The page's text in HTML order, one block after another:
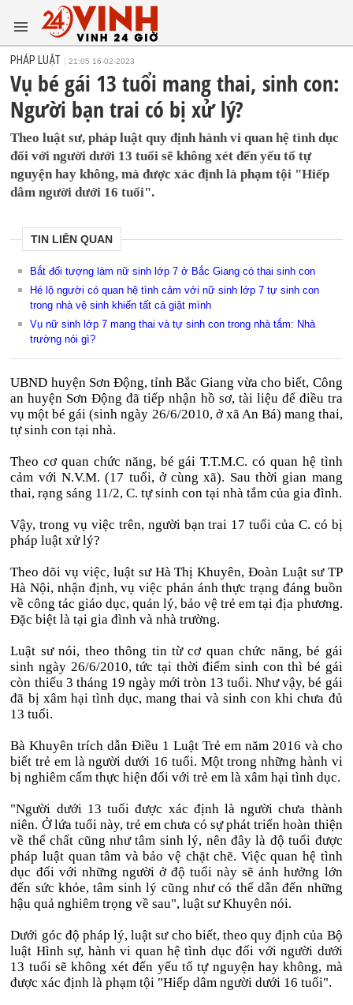
PHÁP LUẬT 21:05 16-02-2023
Vụ bé gái 13 tuổi mang thai, sinh con:
Người bạn trai có bị xử lý?
Theo luật sư, pháp luật quy định hành vi quan hệ tình dục
đối với người dưới 13 tuổi sẽ không xét đến yếu tố tự
nguyện hay không, mà được xác định là phạm tội "Hiếp
dâm người dưới 16 tuổi".
TIN LIÊN QUAN
Bắt đối tượng làm nữ sinh lớp 7 ở Bắc Giang có thai sinh con
Hé lộ người có quan hệ tình cảm với nữ sinh lớp 7 tự sinh con
trong nhà vệ sinh khiến tất cả giật mình
Vụ nữ sinh lớp 7 mang thai và tự sinh con trong nhà tắm: Nhà
trường nói gì?
UBND huyện Sơn Động, tỉnh Bắc Giang vừa cho biết, Công
an huyện Sơn Động đã tiếp nhận hồ sơ, tài liệu để điều tra
vụ một bé gái (sinh ngày 26/6/2010, ở xã An Bá) mang thai,
tự sinh con tại nhà.
Theo cơ quan chức năng, bé gái T.T.M.C. có quan hệ tình
cảm với N.V.M. (17 tuổi, ở cùng xã). Sau thời gian mang
thai, rạng sáng 11/2, C. tự sinh con tại nhà tắm của gia đình.
Vậy, trong vụ việc trên, người bạn trai 17 tuổi của C. có bị
pháp luật xử lý?
Theo dõi vụ việc, luật sư Hà Thị Khuyên, Đoàn Luật sư TP
Hà Nội, nhận định, vụ việc phản ánh thực trạng đáng buồn
về công tác giáo dục, quản lý, bảo vệ trẻ em tại địa phương.
Đặc biệt là tại gia đình và nhà trường.
Luật sư nói, theo thông tin từ cơ quan chức năng, bé gái
sinh ngày 26/6/2010, tức tại thời điểm sinh con thì bé gái
còn thiếu 3 tháng 19 ngày mới tròn 13 tuổi. Như vậy, bé gái
đã bị xâm hại tình dục, mang thai và sinh con khi chưa đủ
13 tuổi.
Bà Khuyên trích dẫn Điều 1 Luật Trẻ em năm 2016 và cho
biết trẻ em là người dưới 16 tuổi. Một trong những hành vi
bị nghiêm cấm thực hiện đối với trẻ em là xâm hại tình dục.
"Người dưới 13 tuổi được xác định là người chưa thành
niên. Ở lứa tuổi này, trẻ em chưa có sự phát triển hoàn thiện
về thể chất cũng như tâm sinh lý, nên đây là độ tuổi được
pháp luật quan tâm và bảo vệ chặt chẽ. Việc quan hệ tình
dục đối với những người ở độ tuổi này sẽ ảnh hưởng lớn
đến sức khỏe, tâm sinh lý cũng như có thể dẫn đến những
hậu quả nghiêm trọng về sau", luật sư Khuyên nói.
Dưới góc độ pháp lý, luật sư cho biết, theo quy định của Bộ
luật Hình sự, hành vi quan hệ tình dục đối với người dưới
13 tuổi sẽ không xét đến yếu tố tự nguyện hay không, mà
được xác định là phạm tội "Hiếp dâm người dưới 16 tuổi".